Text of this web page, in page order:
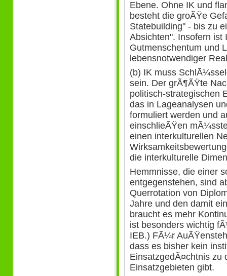
Ebene. Ohne IK und
besteht die groÃŸe
Statebuilding" - bis zu
Absichten". Insofern ist
Gutmenschentum und
lebensnotwendiger
(b) IK muss
sein. Der grÃ¶ÃŸte
politisch-strategischen
das in Lageanalysen
formuliert werden und
einschlieÃŸen
einen interkulturellen
die interkulturelle
Hemmnisse, die einer
entgegenstehen, sind
Querrotation von
Jahre und den damit
braucht es mehr
ist besonders wichtig
IEB.) FÃ¼r
dass es bisher kein
EinsatzgedÃ¤chtnis zu
Einsatzgebieten gibt.